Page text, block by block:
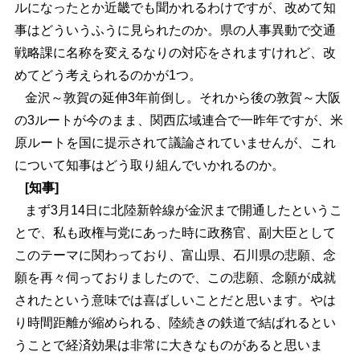
ルになったとか近畿でも聞かれるわけですが、改めて知
事はどういうふうに見られたのか。県の人事異動で交通
戦略課に名称を変えるなりの対応をされますけれど、改
めてどう考えられるのかが1つ。
金沢～敦賀の延伸3年前倒し。それから後の敦賀～大阪
の3ルートが今のまま、関西広域連合で一昨年ですが、米
原ルートを国に提示されて議論されていませんが、これ
について知事はどう取り組んでいかれるのか。
[知事]
まず3月14日に北陸新幹線が金沢まで開通したというこ
とで、私も政権与党にあった時に政務官、副大臣として
このテーマに関わっており、富山県、石川県の悲願、念
願を再々伺っておりましたので、この悲願、念願が成就
されたという意味では喜ばしいことだと思います。やは
り時間距離が縮められる、陸続きの鉄道で結ばれるとい
うことで経済効果は非常に大きなものがあると思いま